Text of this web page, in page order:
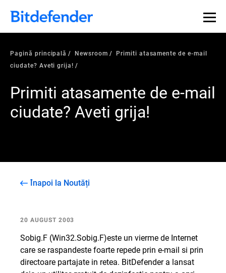
Pagină principală Newsroom
Primiti atasamente de e-mail
ciudate? Aveti grija!
Primiti atasamente de e-mail
ciudate? Aveti grija!
Înapoi la Noutăți
20 AUGUST 2003
Sobig.F (Win32.Sobig.F)este un vierme de Internet
care se raspandeste foarte repede prin e-mail si prin
directoare partajate in retea. BitDefender a lansat